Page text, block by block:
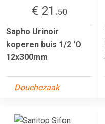
€ 21.50
Sapho Urinoir
koperen buis 1/2 'O
12x300mm
Douchezaak